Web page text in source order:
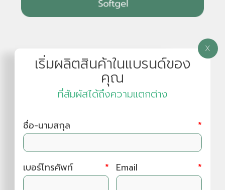
บรรจุภัณฑ์
เริ่มผลิตสินค้าในแบรนด์ของ
คุณ
ที่สัมผัสได้ถึงความแตกต่าง
ชื่อ-นามสกุล *
เบอร์โทรศัพท์ * Email *
X